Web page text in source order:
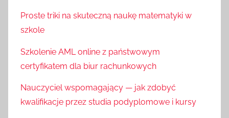
Proste triki na skuteczną naukę matematyki w
szkole
Szkolenie AML online z państwowym
certyfikatem dla biur rachunkowych
Nauczyciel wspomagający — jak zdobyć
kwalifikacje przez studia podyplomowe i kursy